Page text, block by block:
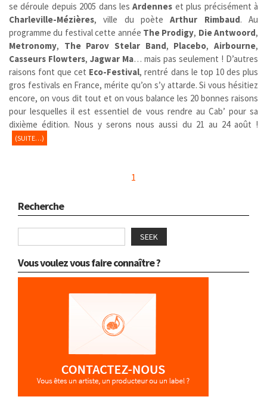
se déroule depuis 2005 dans lesArdennes et plus précisément à
Charleville-Mézières, ville du poèteArthur Rimbaud. Au
programme du festival cette année The Prodigy, Die Antwoord,
Metronomy, The Parov Stelar Band, Placebo,Airbourne,
Casseurs Flowters, Jagwar Ma… mais pas seulement ! D’autres
raisons font que cet Eco-Festival, rentré dans le top 10 des plus
gros festivals en France, mérite qu’on s’y attarde. Si vous hésitiez
encore, on vous dit tout et on vous balance les 20 bonnes raisons
pour lesquelles il est essentiel de vous rendre au Cab’ pour sa
dixième édition. Nous y serons nous aussi du 21 au 24 août !
(SUITE…)
1
Recherche
SEEK
Vous voulez vous faire connaître ?